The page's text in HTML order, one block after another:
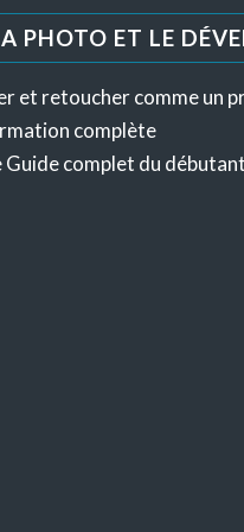
PHOTO ET LE
et retoucher comme un
complète
complet du débutant